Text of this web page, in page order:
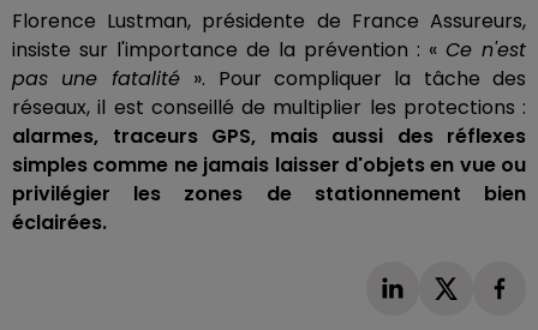
Florence Lustman, présidente de France Assureurs,
insiste sur l'importance de la prévention : « Ce n'est
pas une fatalité ». Pour compliquer la tâche des
réseaux, il est conseillé de multiplier les protections :
alarmes, traceurs GPS, mais aussi des réflexes
simples comme ne jamais laisser d'objets en vue ou
privilégier les zones de stationnement bien
éclairées.